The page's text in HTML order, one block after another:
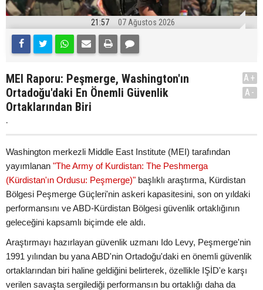
21:57 07 Ağustos 2026
MEI Raporu: Peşmerge, Washington'ın
Ortadoğu'daki En Önemli Güvenlik
Ortaklarından Biri
.
A+
A-
Washington merkezli Middle East Institute (MEI) tarafından
yayımlanan "The Army of Kurdistan: The Peshmerga
(Kürdistan'ın Ordusu: Peşmerge)" başlıklı araştırma, Kürdistan
Bölgesi Peşmerge Güçleri'nin askeri kapasitesini, son on yıldaki
performansını ve ABD-Kürdistan Bölgesi güvenlik ortaklığının
geleceğini kapsamlı biçimde ele aldı.
Araştırmayı hazırlayan güvenlik uzmanı Ido Levy, Peşmerge'nin
1991 yılından bu yana ABD'nin Ortadoğu'daki en önemli güvenlik
ortaklarından biri haline geldiğini belirterek, özellikle IŞİD'e karşı
verilen savaşta sergilediği performansın bu ortaklığı daha da